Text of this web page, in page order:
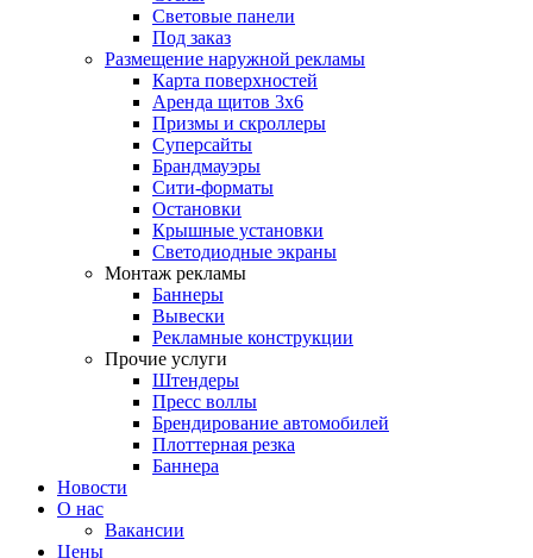
Световые панели
Под заказ
Размещение наружной рекламы
Карта поверхностей
Аренда щитов 3х6
Призмы и скроллеры
Суперсайты
Брандмауэры
Сити-форматы
Остановки
Крышные установки
Светодиодные экраны
Монтаж рекламы
Баннеры
Вывески
Рекламные конструкции
Прочие услуги
Штендеры
Пресс воллы
Брендирование автомобилей
Плоттерная резка
Баннера
Новости
О нас
Вакансии
Цены